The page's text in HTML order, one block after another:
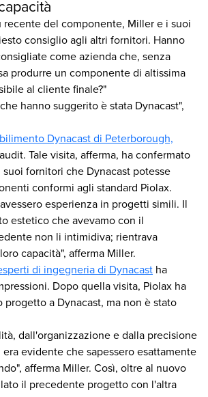
recente del componente, Miller e i suoi
consiglio agli altri fornitori. Hanno
come azienda che, senza
produrre un componente di altissima
al cliente finale?"
hanno suggerito è stata Dynacast",
Dynacast di Peterborough,
Tale visita, afferma, ha confermato
fornitori che Dynacast potesse
conformi agli standard Piolax.
esperienza in progetti simili. Il
estetico che avevamo con il
non li intimidiva; rientrava
capacità", afferma Miller.
di ingegneria di Dynacast ha
Dopo quella visita, Piolax ha
progetto a Dynacast, ma non è stato
dall'organizzazione e dalla precisione
evidente che sapessero esattamente
afferma Miller. Così, oltre al nuovo
il precedente progetto con l'altra